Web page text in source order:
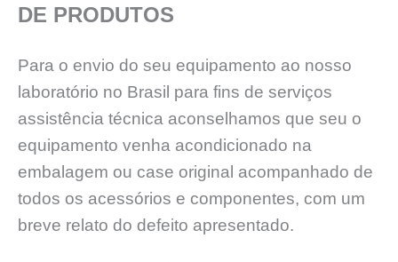
DE PRODUTOS
Para o envio do seu equipamento ao nosso
laboratório no Brasil para fins de serviços
assistência técnica aconselhamos que seu o
equipamento venha acondicionado na
embalagem ou case original acompanhado de
todos os acessórios e componentes, com um
breve relato do defeito apresentado.